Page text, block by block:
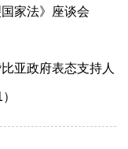
家法》座谈会
亚政府表态支持人